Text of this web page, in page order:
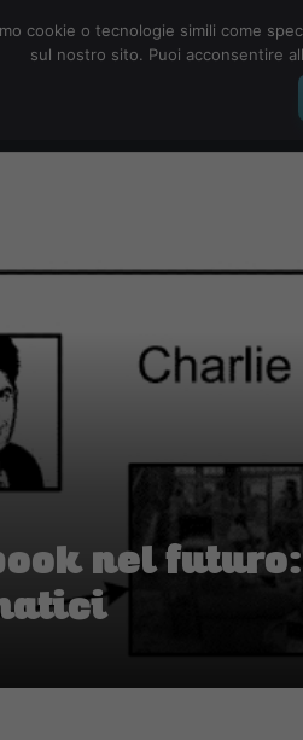
nel
cookie o tecnologie simili come
sul nostro sito. Puoi acconsentire